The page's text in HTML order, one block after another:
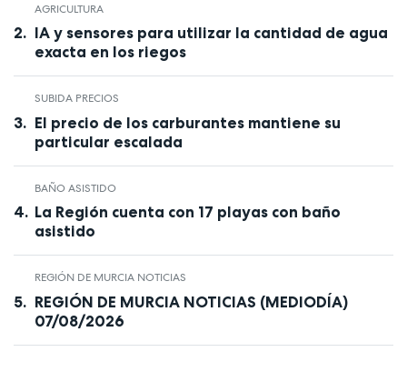
AGRICULTURA
IA y sensores para utilizar la cantidad de agua
exacta en los riegos
SUBIDA PRECIOS
El precio de los carburantes mantiene su
particular escalada
BAÑO ASISTIDO
La Región cuenta con 17 playas con baño
asistido
REGIÓN DE MURCIA NOTICIAS
REGIÓN DE MURCIA NOTICIAS (MEDIODÍA)
07/08/2026